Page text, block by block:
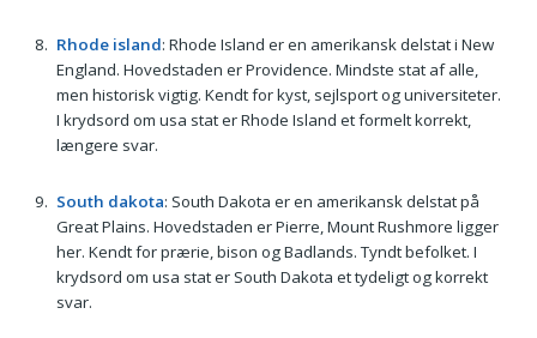
Rhode island: Rhode Island er en amerikansk delstat i New
England. Hovedstaden er Providence. Mindste stat af alle,
men historisk vigtig. Kendt for kyst, sejlsport og universiteter.
I krydsord om usa stat er Rhode Island et formelt korrekt,
længere svar.
South dakota: South Dakota er en amerikansk delstat på
Great Plains. Hovedstaden er Pierre, Mount Rushmore ligger
her. Kendt for prærie, bison og Badlands. Tyndt befolket. I
krydsord om usa stat er South Dakota et tydeligt og korrekt
svar.